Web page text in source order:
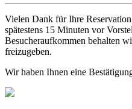
Vielen Dank für Ihre
spätestens 15 Minuten vor
Besucheraufkommen behalten
freizugeben.
Wir haben Ihnen eine